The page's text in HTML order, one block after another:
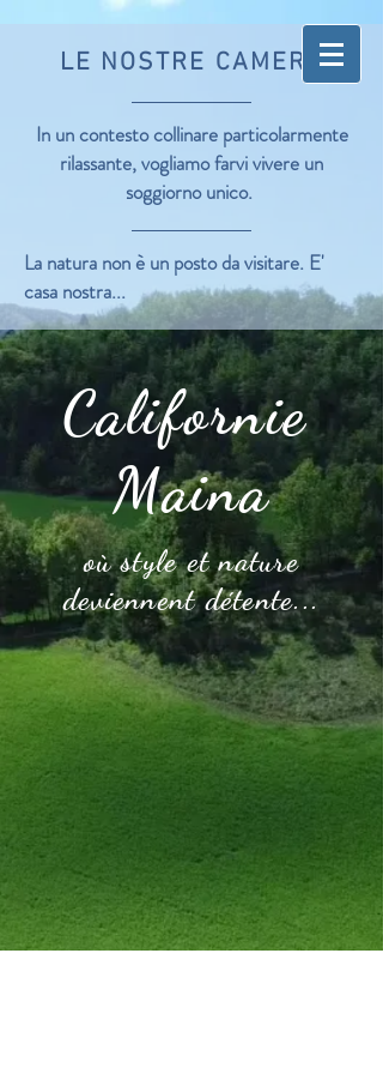
LE NOSTRE CAMERE
In un contesto collinare particolarmente
rilassante, vogliamo farvi vivere un
soggiorno unico.
La natura non è un posto da visitare. E'
casa nostra...
Californie
Maina
où style et nature
deviennent détente...